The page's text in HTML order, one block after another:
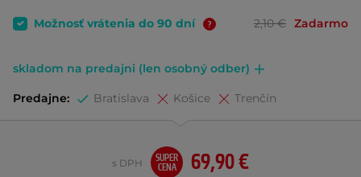
Možnosť vrátenia do 90 dní 2,10 € Zadarmo
skladom na predajni (len osobný odber)
Predajne: Bratislava Košice Trenčín
69,90 €
s DPH
SUPER
CENA